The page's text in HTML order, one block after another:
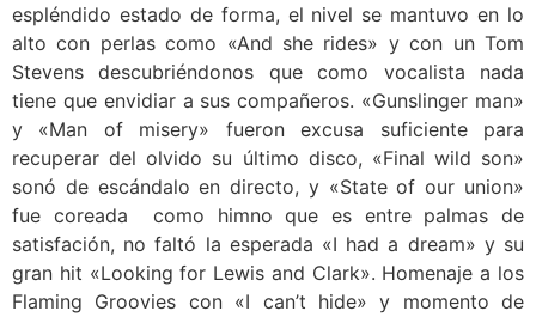
espléndido estado de forma, el nivel se mantuvo en lo
alto con perlas como «And she rides» y con un Tom
Stevens descubriéndonos que como vocalista nada
tiene que envidiar a sus compañeros. «Gunslinger man»
y «Man of misery» fueron excusa suficiente para
recuperar del olvido su último disco, «Final wild son»
sonó de escándalo en directo, y «State of our union»
fue coreada como himno que es entre palmas de
satisfación, no faltó la esperada «I had a dream» y su
gran hit «Looking for Lewis and Clark». Homenaje a los
Flaming Groovies con «I can’t hide» y momento de